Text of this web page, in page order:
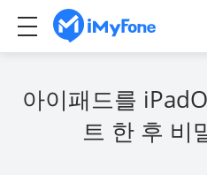
아이패드를
트 한 후 비